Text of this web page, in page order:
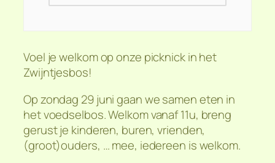
Voel je welkom op onze picknick in het
Zwijntjesbos!
Op zondag 29 juni gaan we samen eten in
het voedselbos. Welkom vanaf 11u, breng
gerust je kinderen, buren, vrienden,
(groot)ouders, … mee, iedereen is welkom.